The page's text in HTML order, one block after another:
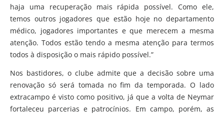
haja uma recuperação mais rápida possível. Como ele,
temos outros jogadores que estão hoje no departamento
médico, jogadores importantes e que merecem a mesma
atenção. Todos estão tendo a mesma atenção para termos
todos à disposição o mais rápido possível.”
Nos bastidores, o clube admite que a decisão sobre uma
renovação só será tomada no fim da temporada. O lado
extracampo é visto como positivo, já que a volta de Neymar
fortaleceu parcerias e patrocínios. Em campo, porém, as